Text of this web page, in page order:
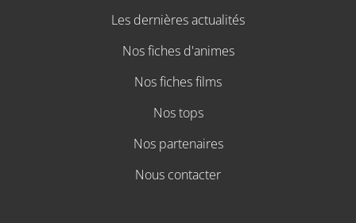
Les dernières actualités
Nos fiches d'animes
Nos fiches films
Nos tops
Nos partenaires
Nous contacter